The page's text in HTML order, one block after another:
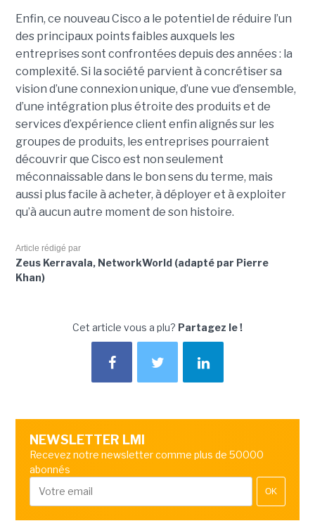
Enfin, ce nouveau Cisco a le potentiel de réduire l’un
des principaux points faibles auxquels les
entreprises sont confrontées depuis des années : la
complexité. Si la société parvient à concrétiser sa
vision d’une connexion unique, d’une vue d’ensemble,
d’une intégration plus étroite des produits et de
services d’expérience client enfin alignés sur les
groupes de produits, les entreprises pourraient
découvrir que Cisco est non seulement
méconnaissable dans le bon sens du terme, mais
aussi plus facile à acheter, à déployer et à exploiter
qu’à aucun autre moment de son histoire.
Article rédigé par
Zeus Kerravala, NetworkWorld (adapté par Pierre
Khan)
Cet article vous a plu? Partagez le !
NEWSLETTER LMI
Recevez notre newsletter comme plus de 50000
abonnés
OK